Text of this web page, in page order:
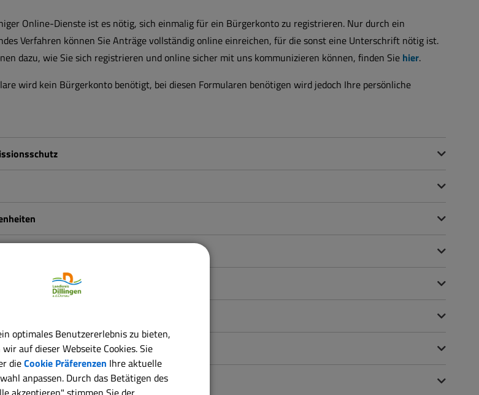
Online-Dienste ist es nötig, sich einmalig für ein Bürgerkonto zu registrieren. Nur durch ein
Verfahren können Sie Anträge vollständig online einreichen, für die sonst eine Unterschrift nötig ist.
dazu, wie Sie sich registrieren und online sicher mit uns kommunizieren können, finden Sie hier.
wird kein Bürgerkonto benötigt, bei diesen Formularen benötigen wird jedoch Ihre persönliche
optimales Benutzererlebnis zu bieten,
auf dieser Webseite Cookies. Sie
dieCookie Präferenzen Ihre aktuelle
anpassen. Durch das Betätigen des